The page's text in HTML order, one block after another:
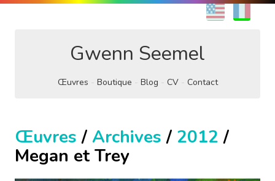
EN
Gwenn Seemel
Œuvres Boutique Blog CV Contact
Œuvres / Archives / 2012 /
Megan et Trey